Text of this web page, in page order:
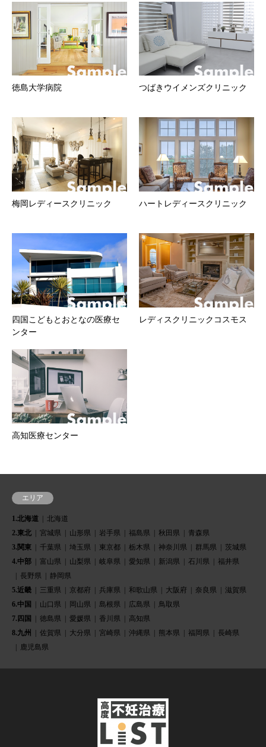
徳島大学病院 つばきウイメンズクリニック
梅岡レディースクリニック ハートレディースクリニック
四国こどもとおとなの医療セ
ンター
レディスクリニックコスモス
高知医療センター
エリア
1.北海道
北海道
2.東北
宮城県 山形県 岩手県 福島県 秋田県
青森県
3.関東
千葉県 埼玉県 東京都 栃木県 神奈川県 群馬県
茨城県
4.中部
富山県 山梨県 岐阜県 愛知県 新潟県 石川県
福井県
長野県
静岡県
5.近畿
三重県 京都府 兵庫県 和歌山県 大阪府 奈良県
滋賀県
6.中国
山口県 岡山県 島根県 広島県
鳥取県
7.四国
徳島県 愛媛県 香川県
高知県
8.九州
佐賀県 大分県 宮崎県 沖縄県 熊本県 福岡県
長崎県
鹿児島県